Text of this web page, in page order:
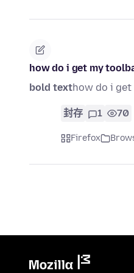
how do i get my
bold texthow do i
封存 1 70
Firefox